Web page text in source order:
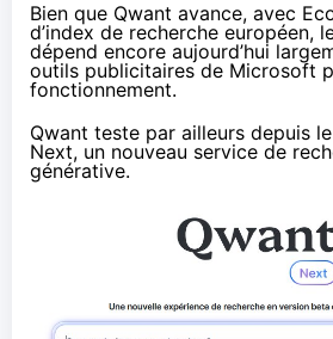
Bien que Qwant avance, avec
d’index de recherche européen,
dépend encore aujourd’hui
outils publicitaires de Microsoft
fonctionnement.
Qwant teste par ailleurs depuis le
Next, un nouveau service de
générative.